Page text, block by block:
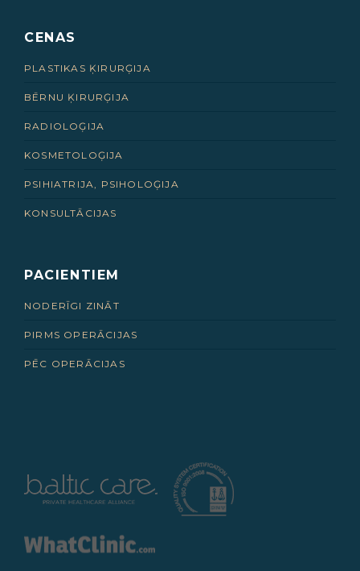
CENAS
PLASTIKAS ĶIRURĢIJA
BĒRNU ĶIRURĢIJA
RADIOLOĢIJA
KOSMETOLOĢIJA
PSIHIATRIJA, PSIHOLOĢIJA
KONSULTĀCIJAS
PACIENTIEM
NODERĪGI ZINĀT
PIRMS OPERĀCIJAS
PĒC OPERĀCIJAS